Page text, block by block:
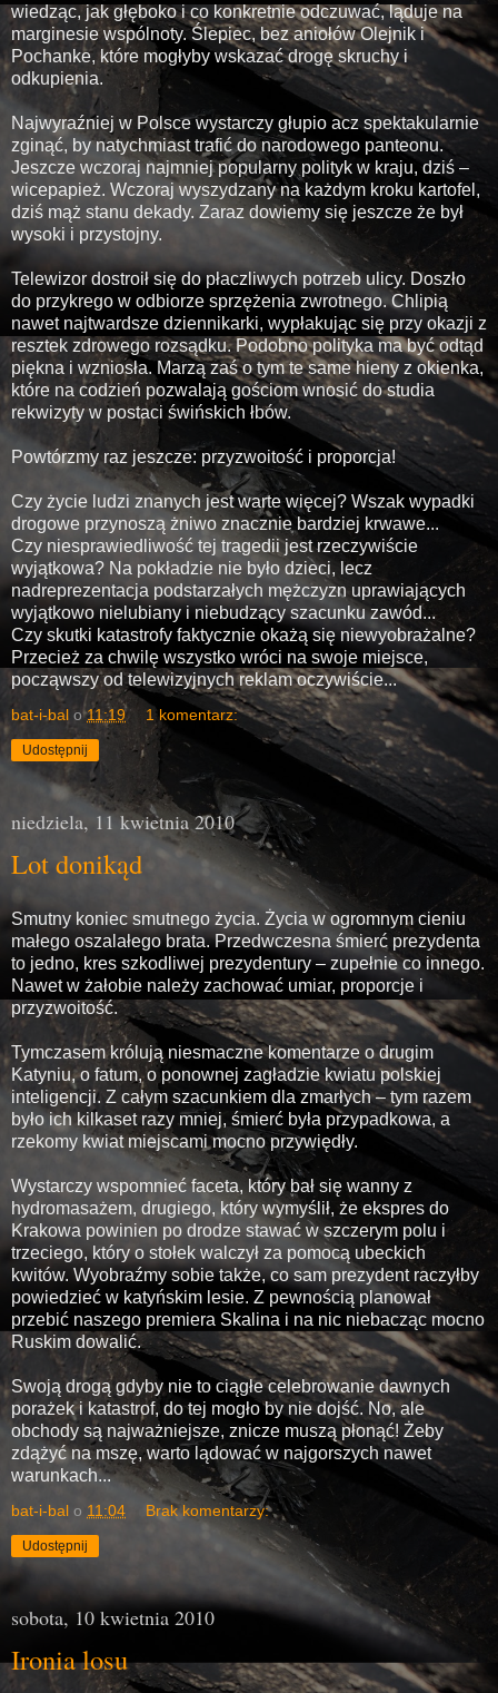
wiedząc, jak głęboko i co konkretnie odczuwać, ląduje na
marginesie wspólnoty. Ślepiec, bez aniołów Olejnik i
Pochanke, które mogłyby wskazać drogę skruchy i
odkupienia.
Najwyraźniej w Polsce wystarczy głupio acz spektakularnie
zginąć, by natychmiast trafić do narodowego panteonu.
Jeszcze wczoraj najmniej popularny polityk w kraju, dziś –
wicepapież. Wczoraj wyszydzany na każdym kroku kartofel,
dziś mąż stanu dekady. Zaraz dowiemy się jeszcze że był
wysoki i przystojny.
Telewizor dostroił się do płaczliwych potrzeb ulicy. Doszło
do przykrego w odbiorze sprzężenia zwrotnego. Chlipią
nawet najtwardsze dziennikarki, wypłakując się przy okazji z
resztek zdrowego rozsądku. Podobno polityka ma być odtąd
piękna i wzniosła. Marzą zaś o tym te same hieny z okienka,
które na codzień pozwalają gościom wnosić do studia
rekwizyty w postaci świńskich łbów.
Powtórzmy raz jeszcze: przyzwoitość i proporcja!
Czy życie ludzi znanych jest warte więcej? Wszak wypadki
drogowe przynoszą żniwo znacznie bardziej krwawe...
Czy niesprawiedliwość tej tragedii jest rzeczywiście
wyjątkowa? Na pokładzie nie było dzieci, lecz
nadreprezentacja podstarzałych mężczyzn uprawiających
wyjątkowo nielubiany i niebudzący szacunku zawód...
Czy skutki katastrofy faktycznie okażą się niewyobrażalne?
Przecież za chwilę wszystko wróci na swoje miejsce,
począwszy od telewizyjnych reklam oczywiście...
bat-i-bal o11:19 1 komentarz:
Udostępnij
niedziela, 11 kwietnia 2010
Lot donikąd
Smutny koniec smutnego życia. Życia w ogromnym cieniu
małego oszalałego brata. Przedwczesna śmierć prezydenta
to jedno, kres szkodliwej prezydentury – zupełnie co innego.
Nawet w żałobie należy zachować umiar, proporcje i
przyzwoitość.
Tymczasem królują niesmaczne komentarze o drugim
Katyniu, o fatum, o ponownej zagładzie kwiatu polskiej
inteligencji. Z całym szacunkiem dla zmarłych – tym razem
było ich kilkaset razy mniej, śmierć była przypadkowa, a
rzekomy kwiat miejscami mocno przywiędły.
Wystarczy wspomnieć faceta, który bał się wanny z
hydromasażem, drugiego, który wymyślił, że ekspres do
Krakowa powinien po drodze stawać w szczerym polu i
trzeciego, który o stołek walczył za pomocą ubeckich
kwitów. Wyobraźmy sobie także, co sam prezydent raczyłby
powiedzieć w katyńskim lesie. Z pewnością planował
przebić naszego premiera Skalina i na nic niebacząc mocno
Ruskim dowalić.
Swoją drogą gdyby nie to ciągłe celebrowanie dawnych
porażek i katastrof, do tej mogło by nie dojść. No, ale
obchody są najważniejsze, znicze muszą płonąć! Żeby
zdążyć na mszę, warto lądować w najgorszych nawet
warunkach...
bat-i-bal o 11:04 Brak komentarzy:
Udostępnij
sobota, 10 kwietnia 2010
Ironia losu